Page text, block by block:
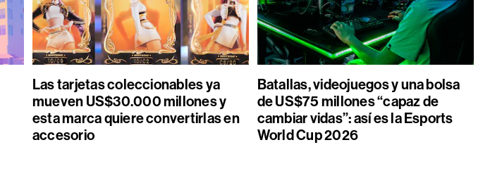
Las tarjetas coleccionables ya
mueven US$30.000 millones y
esta marca quiere convertirlas en
accesorio
Batallas, videojuegos y una bolsa
de US$75 millones “capaz de
cambiar vidas”: así es la Esports
World Cup 2026